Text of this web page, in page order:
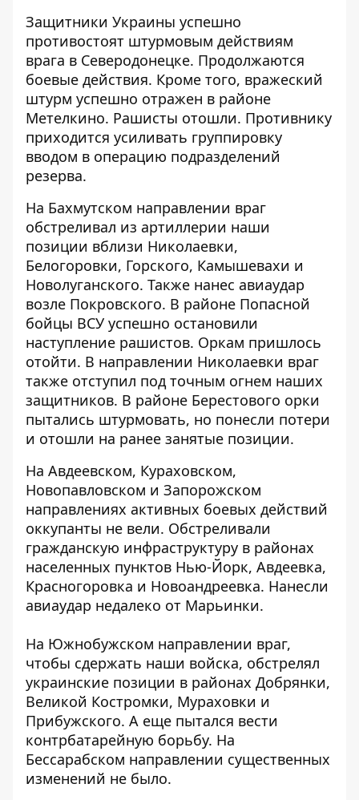
Защитники Украины успешно
противостоят штурмовым действиям
врага в Северодонецке. Продолжаются
боевые действия. Кроме того, вражеский
штурм успешно отражен в районе
Метелкино. Рашисты отошли. Противнику
приходится усиливать группировку
вводом в операцию подразделений
резерва.
На Бахмутском направлении враг
обстреливал из артиллерии наши
позиции вблизи Николаевки,
Белогоровки, Горского, Камышевахи и
Новолуганского. Также нанес авиаудар
возле Покровского. В районе Попасной
бойцы ВСУ успешно остановили
наступление рашистов. Оркам пришлось
отойти. В направлении Николаевки враг
также отступил под точным огнем наших
защитников. В районе Берестового орки
пытались штурмовать, но понесли потери
и отошли на ранее занятые позиции.
На Авдеевском, Кураховском,
Новопавловском и Запорожском
направлениях активных боевых действий
оккупанты не вели. Обстреливали
гражданскую инфраструктуру в районах
населенных пунктов Нью-Йорк, Авдеевка,
Красногоровка и Новоандреевка. Нанесли
авиаудар недалеко от Марьинки.
На Южнобужском направлении враг,
чтобы сдержать наши войска, обстрелял
украинские позиции в районах Добрянки,
Великой Костромки, Мураховки и
Прибужского. А еще пытался вести
контрбатарейную борьбу. На
Бессарабском направлении существенных
изменений не было.